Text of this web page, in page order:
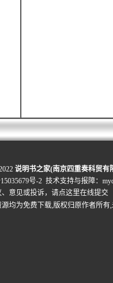
说明书之家(南京四重奏科贸有
号-2 技术支持与报障：
意见或投诉， 请点这里在线提交
均为免费下载,版权归原作者所